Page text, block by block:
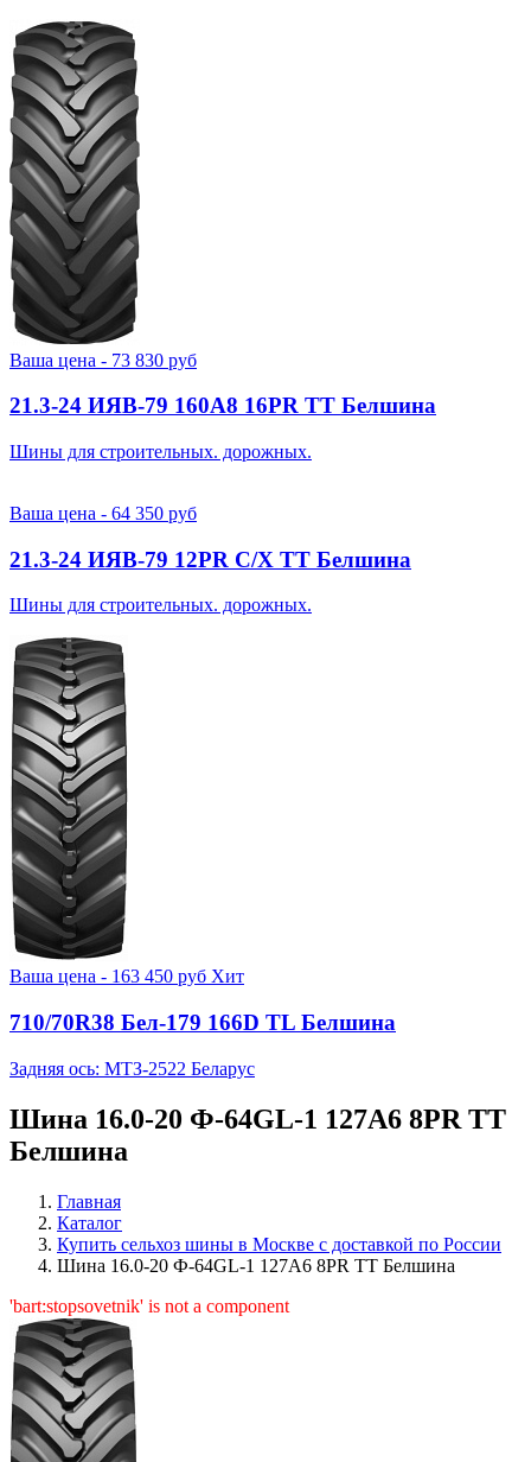
Ваша цена - 73 830 руб
21.3-24 ИЯВ-79 160A8 16PR TT Белшина
Шины для строительных. дорожных.
Ваша цена - 64 350 руб
21.3-24 ИЯВ-79 12PR С/Х TT Белшина
Шины для строительных. дорожных.
Ваша цена - 163 450 руб Хит
710/70R38 Бел-179 166D TL Белшина
Задняя ось: МТЗ-2522 Беларус
Шина 16.0-20 Ф-64GL-1 127A6 8PR TT
Белшина
Главная
Каталог
Купить сельхоз шины в Москве с доставкой по России
Шина 16.0-20 Ф-64GL-1 127A6 8PR TT Белшина
'bart:stopsovetnik' is not a component